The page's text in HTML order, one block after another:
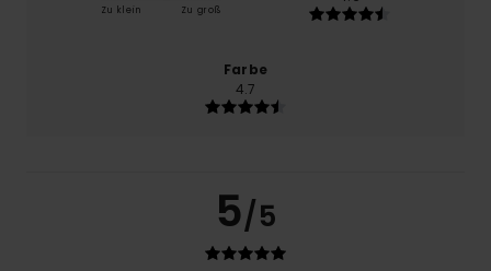
Zu klein Zu groß
Farbe
4.7
5/5